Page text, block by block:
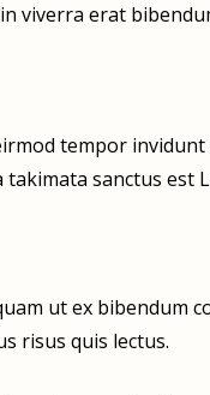
viverra erat
tempor
sanctus est
ut ex bibendum
risus quis lectus.